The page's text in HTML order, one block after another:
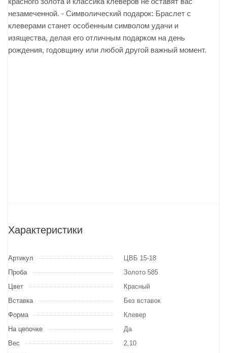
незамеченной. - Символический подарок: Браслет с
клеверами станет особенным символом удачи и
изящества, делая его отличным подарком на день
рождения, годовщину или любой другой важный момент.
Характеристики
Артикул
ЦВБ 15-18
Проба
Золото 585
Цвет
Красный
Вставка
Без вставок
Форма
Клевер
На цепочке
Да
Вес
2,10